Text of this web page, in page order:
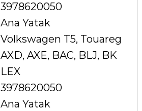
3978620050
Ana Yatak
Volkswagen T5, Touareg
AXD, AXE, BAC, BLJ, BK
LEX
3978620050
Ana Yatak